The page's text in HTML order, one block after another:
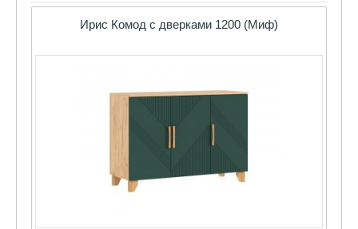
Ирис Комод с дверками 1200 (Миф)